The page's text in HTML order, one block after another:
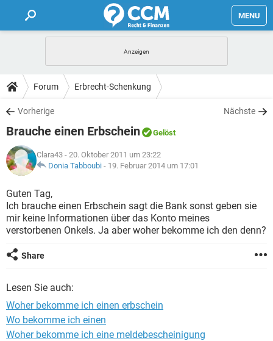
MENU
FORUM
TIPPS
Forum Erbrecht-Schenkung
Vorherige Nächste
Brauche einen Erbschein Gelöst
Clara43 - 20. Oktober 2011 um 23:22
Donia Tabboubi - 19. Februar 2014 um 17:01
Guten Tag,
Ich brauche einen Erbschein sagt die Bank sonst geben sie
mir keine Informationen über das Konto meines
verstorbenen Onkels. Ja aber woher bekomme ich den denn?
Share
Lesen Sie auch:
Woher bekomme ich einen erbschein
Wo bekomme ich einen
Woher bekomme ich eine meldebescheinigung